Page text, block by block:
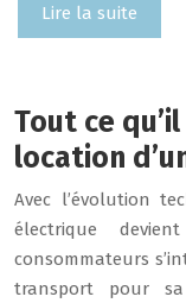
Lire la suite
Tout ce
location
Avec l’évolution
électrique
consommateurs
transport pour